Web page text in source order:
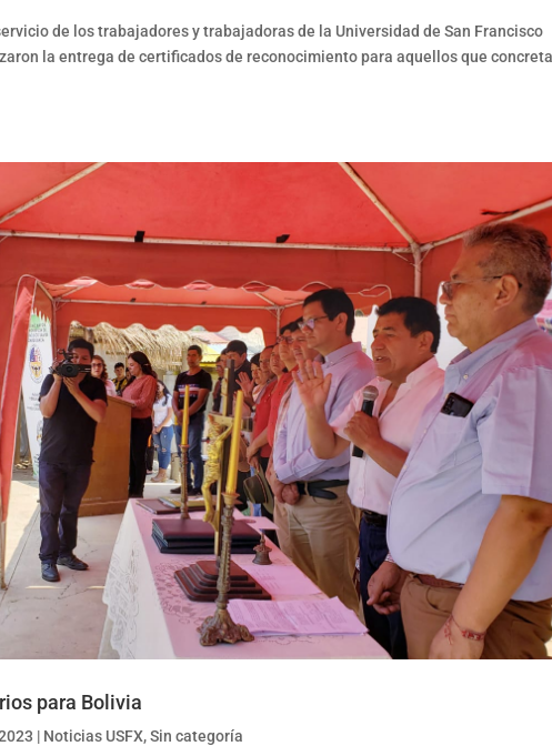
de los trabajadores y trabajadoras de la Universidad de San Francisco
la entrega de certificados de reconocimiento para aquellos que
para Bolivia
| Noticias USFX,Sin categoría